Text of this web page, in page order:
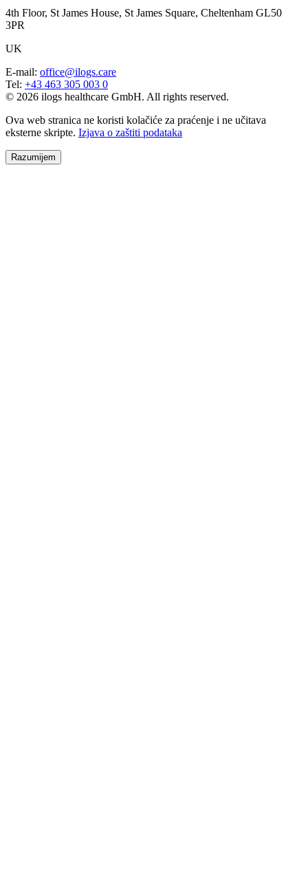
4th Floor, St James House, St James Square, Cheltenham GL50
3PR
UK
E-mail: office@ilogs.care
Tel: +43 463 305 003 0
© 2026 ilogs healthcare GmbH. All rights reserved.
Ova web stranica ne koristi kolačiće za praćenje i ne učitava
eksterne skripte. Izjava o zaštiti podataka
Razumijem